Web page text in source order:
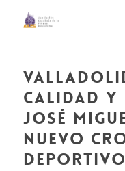
calidad y
josé
nuevo